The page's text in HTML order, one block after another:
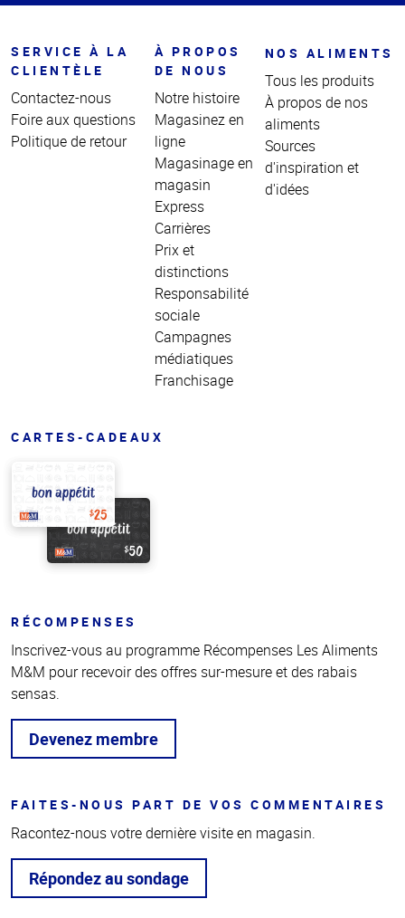
SERVICE À LA
CLIENTÈLE
Contactez-nous
Foire aux questions
Politique de retour
À PROPOS
DE NOUS
Notre histoire
Magasinez en
ligne
Magasinage en
magasin
Express
Carrières
Prix et
distinctions
Responsabilité
sociale
Campagnes
médiatiques
Franchisage
NOS ALIMENTS
Tous les produits
À propos de nos
aliments
Sources
d'inspiration et
d'idées
CARTES-CADEAUX
RÉCOMPENSES
Inscrivez-vous au programme Récompenses Les Aliments
M&M pour recevoir des offres sur-mesure et des rabais
sensas.
Devenez membre
FAITES-NOUS PART DE VOS COMMENTAIRES
Racontez-nous votre dernière visite en magasin.
Répondez au sondage